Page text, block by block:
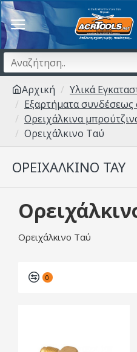
Αρχική
Υλικά
Εξαρτήματα
Ορειχάλκινα
Ορειχάλκινο Ταύ
ΟΡΕΙΧΆΛΚΙΝΟ ΤΑΎ
Ορειχάλκινο Ταύ
0